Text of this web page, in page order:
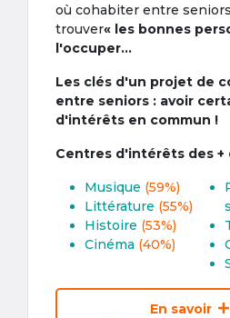
où cohabiter entre
trouver« les bonnes
l'occuper...
Les clés d'un projet de
entre seniors : avoir
d'intérêts en commun !
Centres d'intérêts des +
Musique (59%)
Littérature (55%)
Histoire (53%)
Cinéma (40%)
En savoir